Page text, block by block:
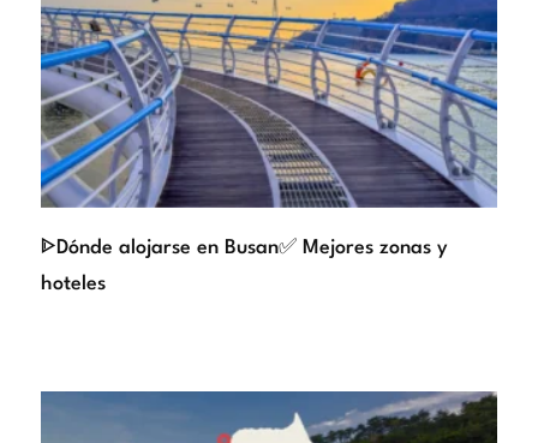
ᐈDónde alojarse en Busan✅ Mejores zonas y
hoteles